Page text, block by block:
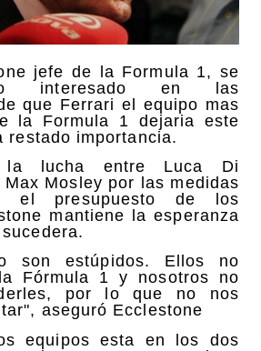
jefe de la Formula 1, se
interesado en las
que Ferrari el equipo mas
la Formula 1 dejaria este
restado importancia.
lucha entre Luca Di
Mosley por las medidas
el presupuesto de los
mantiene la esperanza
son estúpidos. Ellos no
Fórmula 1 y nosotros no
por lo que no nos
aseguró Ecclestone
equipos esta en los dos